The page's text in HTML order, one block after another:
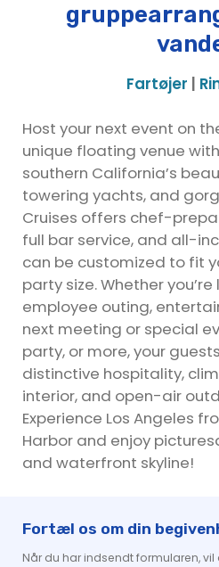
Fartøjer |
Host your next event on
unique floating venue
southern California’s
towering yachts, and
Cruises offers chef-
full bar service, and all-
can be customized to fit
party size. Whether
employee outing,
next meeting or special
party, or more, your
distinctive hospitality,
interior, and open-air
Experience Los Angeles
Harbor and enjoy
and waterfront skyline!
Fortæl os om din
Når du har indsendt formularen,